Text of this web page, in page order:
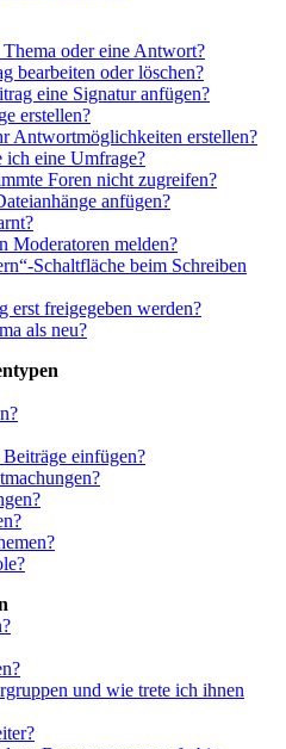
oder eine Antwort?
bearbeiten oder löschen?
eine Signatur anfügen?
erstellen?
Antwortmöglichkeiten erstellen?
ich eine Umfrage?
Foren nicht zugreifen?
anfügen?
Moderatoren melden?
Schaltfläche beim Schreiben
erst freigegeben werden?
als neu?
einfügen?
und wie trete ich ihnen